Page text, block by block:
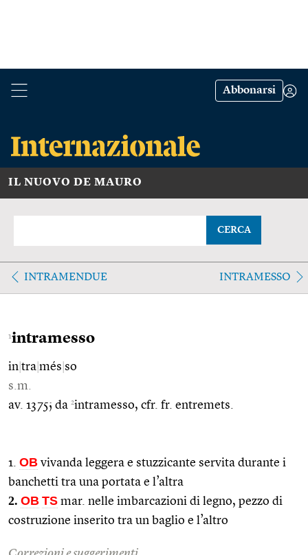
Abbonarsi
IL NUOVO DE MAURO
CERCA
INTRAMENDUE INTRAMESSO
1intramesso
in tra més so
s.m.
av. 1375; da 2intramesso, cfr. fr. entremets.
1. OB vivanda leggera e stuzzicante servita durante i
banchetti tra una portata e l’altra
2. OB TS mar. nelle imbarcazioni di legno, pezzo di
costruzione inserito tra un baglio e l’altro